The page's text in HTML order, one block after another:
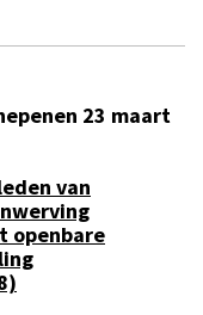
23 maart
van
openbare